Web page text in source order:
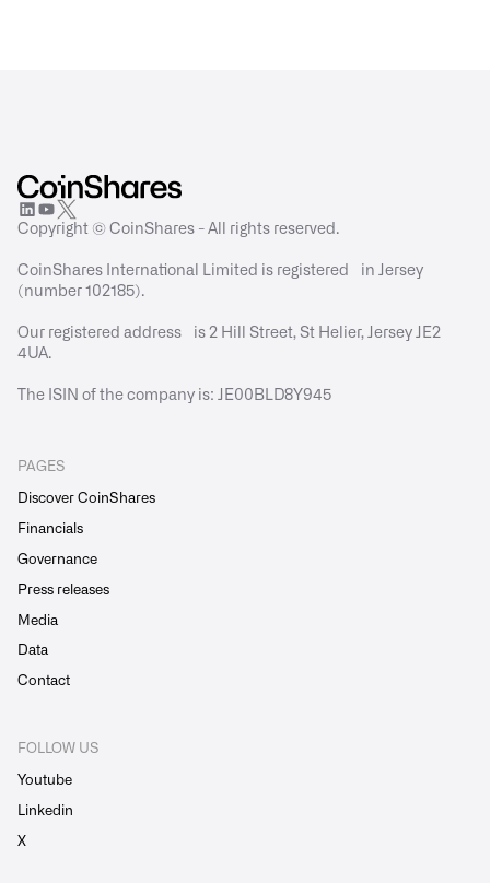
Copyright © CoinShares - All rights reserved.
CoinShares International Limited is registered in Jersey
(number 102185).
Our registered address is 2 Hill Street, St Helier, Jersey JE2
4UA.
The ISIN of the company is: JE00BLD8Y945
PAGES
Discover CoinShares
Financials
Governance
Press releases
Media
Data
Contact
FOLLOW US
Youtube
Linkedin
X